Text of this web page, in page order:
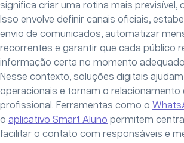
significa criar uma rotina mais previsível,
Isso envolve definir canais oficiais,
envio de comunicados, automatizar
recorrentes e garantir que cada público
informação certa no momento
Nesse contexto, soluções digitais
operacionais e tornam o relacionamento
profissional. Ferramentas como o
o aplicativo Smart Aluno permitem
facilitar o contato com responsáveis e